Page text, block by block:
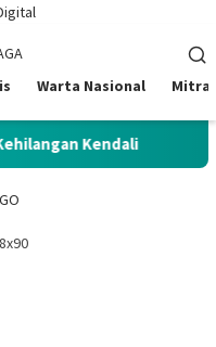
Warta Nasional Mitra
Kendali